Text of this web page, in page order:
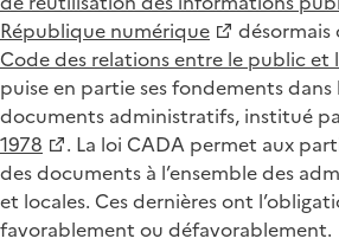
République numérique
désormais
Code des relations entre le public et
puise en partie ses fondements dans
documents administratifs, institué
1978
. La loi CADA permet aux
des documents à l’ensemble des
et locales. Ces dernières ont
favorablement ou défavorablement.